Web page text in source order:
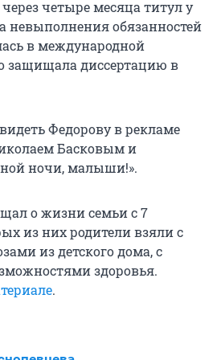
четыре месяца титул у
невыполнения обязанностей
в международной
защищала диссертацию в
Федорову в рекламе
Басковым и
ночи, малыши!».
о жизни семьи с 7
из них родители взяли с
из детского дома, с
здоровья.
.